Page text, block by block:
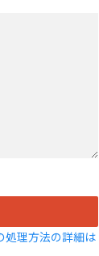
処理方法の詳細は